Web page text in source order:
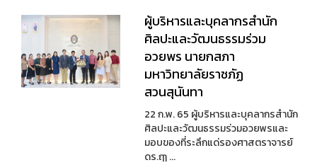
ผู้บริหารและบุคลากรสำนัก
ศิลปะและวัฒนธรรมร่วม
อวยพร นายกสภา
มหาวิทยาลัยราชภัฏ
สวนสุนันทา
22 ก.พ. 65 ผู้บริหารและบุคลากรสำนัก
ศิลปะและวัฒนธรรมร่วมอวยพรและ
มอบของที่ระลึกแด่รองศาสตราจารย์
ดร.ฤๅ ...